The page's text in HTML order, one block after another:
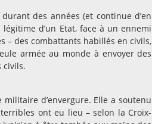
des années (et continue d’en
d’un Etat, face à un ennemi
– des combattants habillés en civils,
armée au monde à envoyer des
civils.
militaire d’envergure. Elle a soutenu
ont eu lieu – selon la Croix-